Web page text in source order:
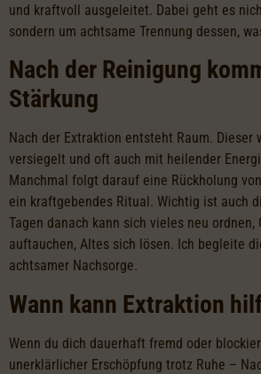
und kraftvoll ausgeleitet. Dabei geht es
sondern um achtsame Trennung dessen,
Nach der Reinigung
Stärkung
Nach der Extraktion entsteht Raum. Dieser
versiegelt und oft auch mit heilender
Manchmal folgt darauf eine Rückholung
ein kraftgebendes Ritual. Wichtig ist auch
Tagen danach kann sich vieles neu ordnen,
auftauchen, Altes sich lösen. Ich begleite
achtsamer Nachsorge.
Wann kann Extraktion
Wenn du dich dauerhaft fremd oder
unerklärlicher Erschöpfung trotz Ruhe –